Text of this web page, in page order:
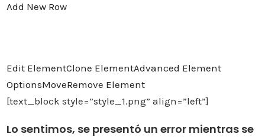
Add New Row
Edit ElementClone ElementAdvanced Element
OptionsMoveRemove Element
[text_block style=”style_1.png” align=”left”]
Lo sentimos, se presentó un error mientras se